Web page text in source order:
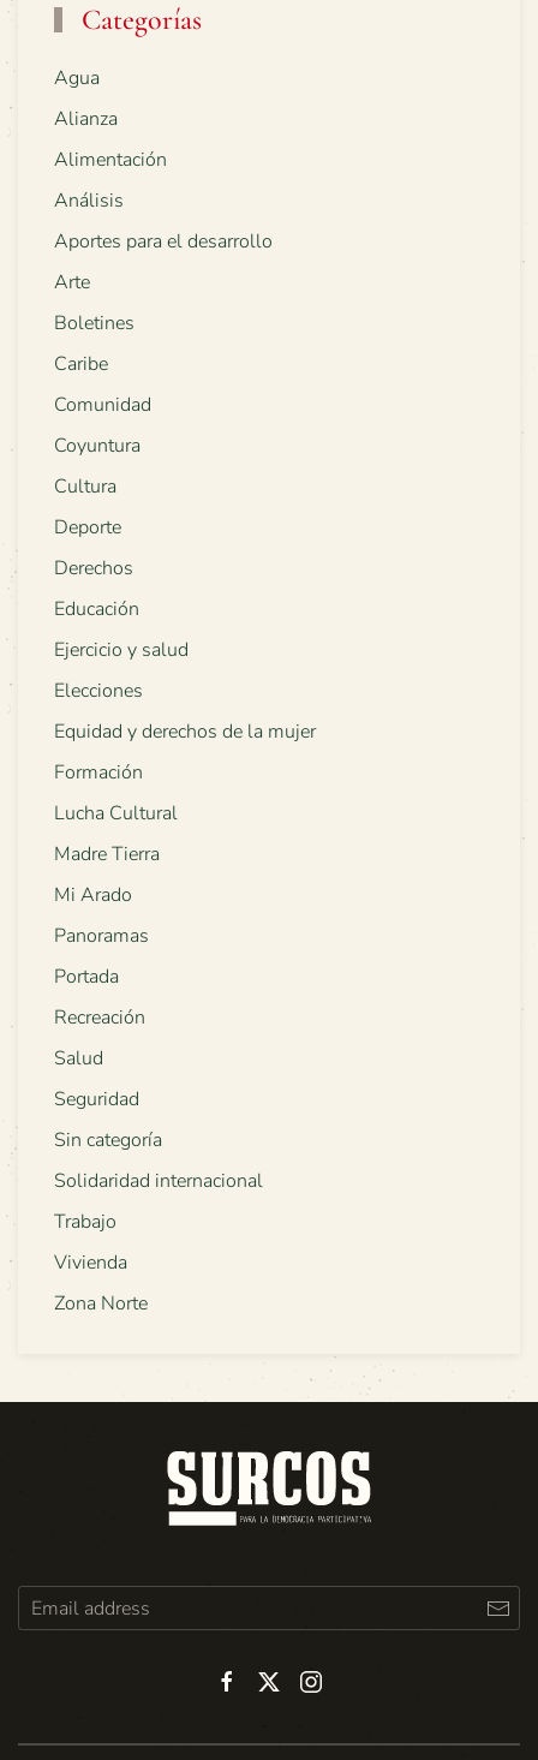
Categorías
Agua
Alianza
Alimentación
Análisis
Aportes para el desarrollo
Arte
Boletines
Caribe
Comunidad
Coyuntura
Cultura
Deporte
Derechos
Educación
Ejercicio y salud
Elecciones
Equidad y derechos de la mujer
Formación
Lucha Cultural
Madre Tierra
Mi Arado
Panoramas
Portada
Recreación
Salud
Seguridad
Sin categoría
Solidaridad internacional
Trabajo
Vivienda
Zona Norte